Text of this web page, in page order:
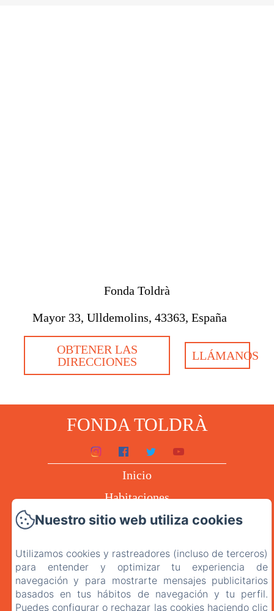
Fonda Toldrà
Mayor 33, Ulldemolins, 43363, España
OBTENER LAS
DIRECCIONES
LLÁMANOS
FONDA TOLDRÀ
Inicio
Habitaciones
El Restaurante
Política de privacitat
Avís legal
Nuestro sitio web utiliza cookies
Utilizamos cookies y rastreadores (incluso de terceros)
para entender y optimizar tu experiencia de
navegación y para mostrarte mensajes publicitarios
basados en tus hábitos de navegación y tu perfil.
Puedes configurar o rechazar las cookies haciendo clic